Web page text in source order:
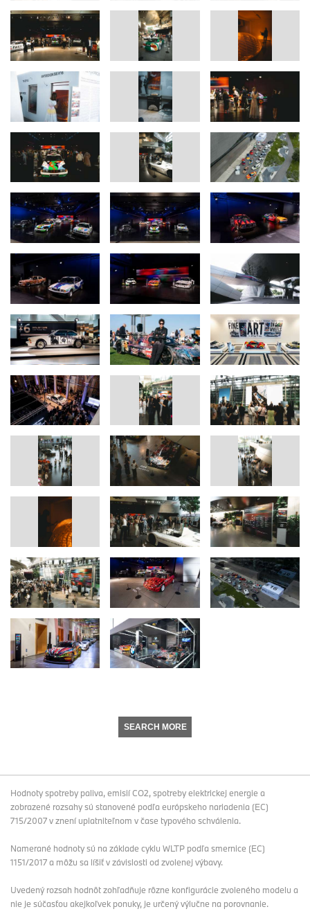
SEARCH MORE
Hodnoty spotreby paliva, emisií CO2, spotreby elektrickej energie a
zobrazené rozsahy sú stanovené podľa európskeho nariadenia (EC)
715/2007 v znení uplatniteľnom v čase typového schválenia.
Namerané hodnoty sú na základe cyklu WLTP podľa smernice (EC)
1151/2017 a môžu sa líšiť v závislosti od zvolenej výbavy.
Uvedený rozsah hodnôt zohľadňuje rôzne konfigurácie zvoleného modelu a
nie je súčasťou akejkoľvek ponuky, je určený výlučne na porovnanie.